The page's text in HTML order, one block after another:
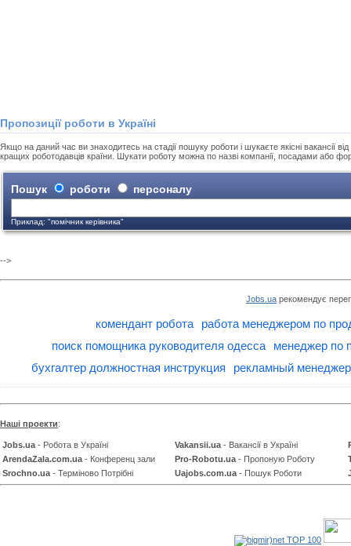
Пропозиції роботи в Україні
Якщо на даний час ви знаходитесь на стадії пошуку роботи і шукаєте якісні вакансії
кращих роботодавців країни. Шукати роботу можна по назві компанії, посадами або
Пошук роботи персоналу
Приклад: "помічник керівника"
-->
Jobs.ua рекомендує
комендант робота
работа менеджером по
поиск помощника руководителя одесса
менеджер по
бухгалтер должностная инструкция
рекламный менеджер
Наші проекти:
Jobs.ua - Робота в Україні Vakansii.ua - Вакансії в Україні
ArendaZala.com.ua - Конференц зали Pro-Robotu.ua - Пропоную Роботу
Srochno.ua - Терміново Потрібні Uajobs.com.ua - Пошук Роботи